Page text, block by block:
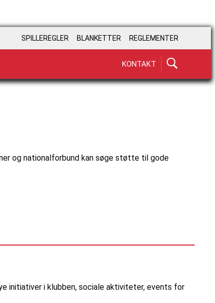
SPILLEREGLER BLANKETTER REGLEMENTER
KONTAKT
og nationalforbund kan søge støtte til gode
initiativer i klubben, sociale aktiviteter, events for